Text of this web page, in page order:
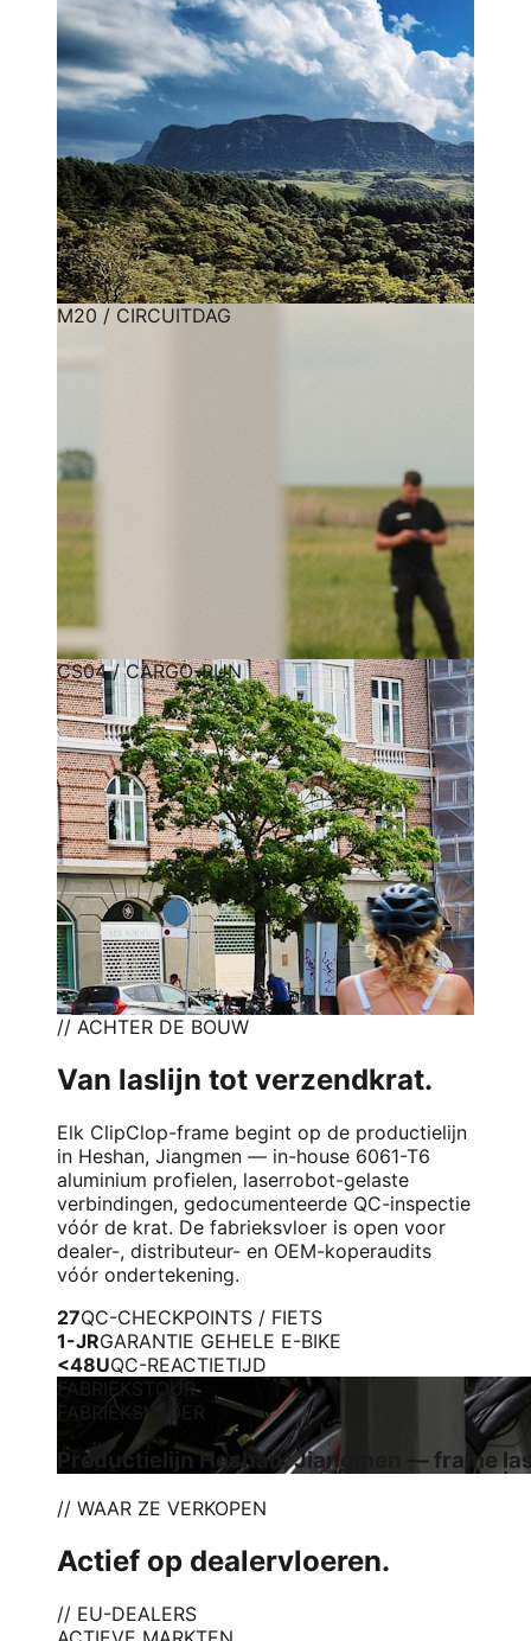
M20 / CIRCUITDAG
CS04 / CARGO-RUN
// ACHTER DE BOUW
Van laslijn tot verzendkrat.
Elk ClipClop-frame begint op de productielijn
in Heshan, Jiangmen — in-house 6061-T6
aluminium profielen, laserrobot-gelaste
verbindingen, gedocumenteerde QC-inspectie
vóór de krat. De fabrieksvloer is open voor
dealer-, distributeur- en OEM-koperaudits
vóór ondertekening.
27QC-CHECKPOINTS / FIETS
1-JRGARANTIE GEHELE E-BIKE
<48UQC-REACTIETIJD
FABRIEKSTOUR
FABRIEKSVLOER
Productielijn Heshan, Jiangmen — frame
// WAAR ZE VERKOPEN
Actief op dealervloeren.
// EU-DEALERS